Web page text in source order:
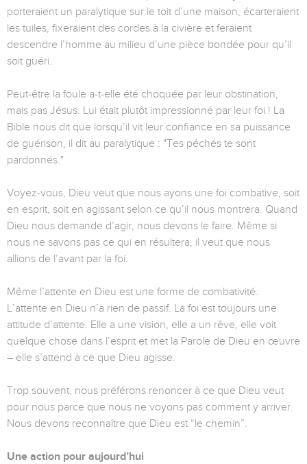
porteraient un paralytique sur le toit d’une maison, écarteraient
les tuiles, fixeraient des cordes à la civière et feraient
descendre l’homme au milieu d’une pièce bondée pour qu’il
soit guéri.
Peut-être la foule a-t-elle été choquée par leur obstination,
mais pas Jésus. Lui était plutôt impressionné par leur foi ! La
Bible nous dit que lorsqu’il vit leur confiance en sa puissance
de guérison, il dit au paralytique : "Tes péchés te sont
pardonnés."
Voyez-vous, Dieu veut que nous ayons une foi combative, soit
en esprit, soit en agissant selon ce qu’il nous montrera. Quand
Dieu nous demande d’agir, nous devons le faire. Même si
nous ne savons pas ce qui en résultera, il veut que nous
allions de l’avant par la foi.
Même l’attente en Dieu est une forme de combativité.
L’attente en Dieu n’a rien de passif. La foi est toujours une
attitude d’attente. Elle a une vision, elle a un rêve, elle voit
quelque chose dans l’esprit et met la Parole de Dieu en œuvre
– elle s’attend à ce que Dieu agisse.
Trop souvent, nous préférons renoncer à ce que Dieu veut
pour nous parce que nous ne voyons pas comment y arriver.
Nous devons reconnaître que Dieu est “le chemin”.
Une action pour aujourd’hui